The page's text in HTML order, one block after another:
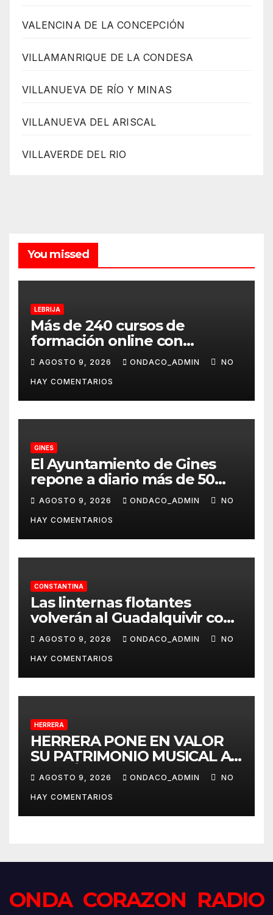
VALENCINA DE LA CONCEPCIÓN
VILLAMANRIQUE DE LA CONDESA
VILLANUEVA DE RÍO Y MINAS
VILLANUEVA DEL ARISCAL
VILLAVERDE DEL RIO
You missed
LEBRIJA
Más de 240 cursos de
formación online con
certificación oficial,
disponibles desde
septiembre a través del
programa Aula Mentor en
Lebrija
AGOSTO 9, 2026 ONDACO_ADMIN NO
HAY COMENTARIOS
GINES
El Ayuntamiento de Gines
repone a diario más de 50
dispensadores de bolsas para
la recogida de desechos de
mascotas
AGOSTO 9, 2026 ONDACO_ADMIN NO
HAY COMENTARIOS
CONSTANTINA
Las linternas flotantes
volverán al Guadalquivir con
la Ceremonia Tōrō Nagashi
de Coria del Río
AGOSTO 9, 2026 ONDACO_ADMIN NO
HAY COMENTARIOS
HERRERA
HERRERA PONE EN VALOR
SU PATRIMONIO MUSICAL A
TRAVÉS DEL PROYECTO
«MUSICALIZA HERRERA»
AGOSTO 9, 2026 ONDACO_ADMIN NO
HAY COMENTARIOS
ONDA CORAZON RADIO